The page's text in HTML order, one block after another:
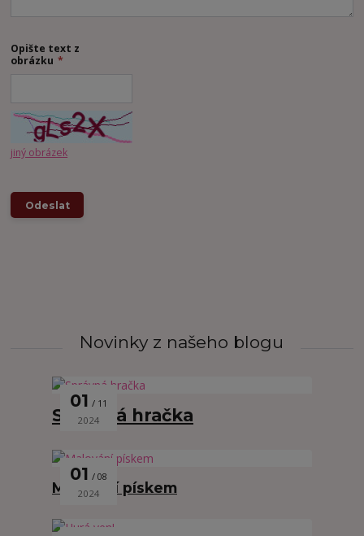
Opište text z
obrázku *
jiný obrázek
Novinky z našeho blogu
01 11
2024
Správná hračka
01 08
2024
Malování pískem